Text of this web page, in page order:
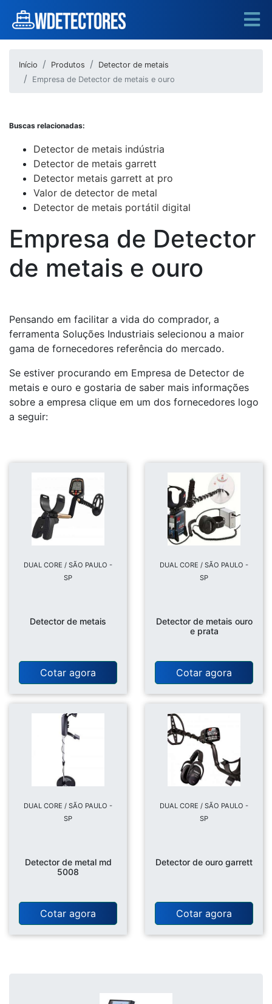
Início Produtos
Detector de metais
Empresa de Detector de metais e ouro
Buscas relacionadas:
Detector de metais indústria
Detector de metais garrett
Detector metais garrett at pro
Valor de detector de metal
Detector de metais portátil digital
Empresa de Detector
de metais e ouro
Pensando em facilitar a vida do comprador, a
ferramenta Soluções Industriais selecionou a maior
gama de fornecedores referência do mercado.
Se estiver procurando em Empresa de Detector de
metais e ouro e gostaria de saber mais informações
sobre a empresa clique em um dos fornecedores logo
a seguir:
DUAL CORE / SÃO PAULO -
SP
Detector de metais
Cotar agora
DUAL CORE / SÃO PAULO -
SP
Detector de metais ouro
e prata
Cotar agora
DUAL CORE / SÃO PAULO -
SP
Detector de metal md
5008
Cotar agora
DUAL CORE / SÃO PAULO -
SP
Detector de ouro garrett
Cotar agora